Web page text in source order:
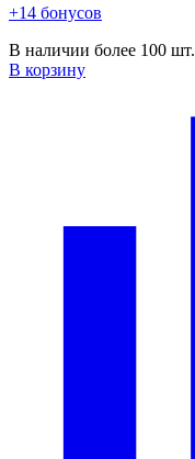
+14 бонусов
В наличии более 100 шт.
В корзину